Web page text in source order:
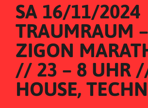
SA 16/11/2024
TRAUMRAUM –
ZIGON
// 23 – 8 UHR
HOUSE,